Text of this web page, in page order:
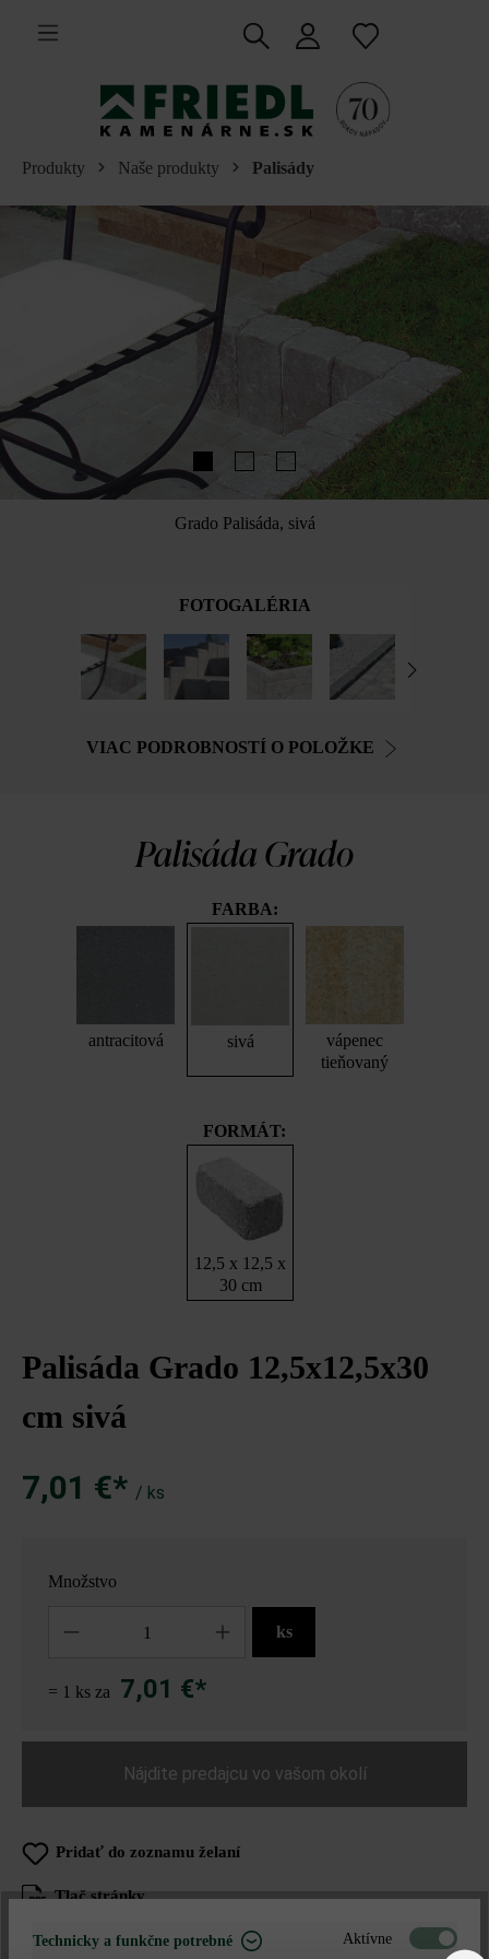
hlavný obsah
Produkty Naše produkty Palisády
Grado Palisáda, sivá
FOTOGALÉRIA
VIAC PODROBNOSTÍ O POLOŽKE
Palisáda Grado
FARBA:
antracitová sivá
vápenec
tieňovaný
FORMÁT:
12,5 x 12,5 x
30 cm
Palisáda Grado 12,5x12,5x30
cm sivá
7,01 €* / ks
Množstvo
ks
= 1 ks za 7,01 €*
Nájdite predajcu vo vašom okolí
Pridať do zoznamu želaní
Tlač stránky
Technicky a funkčne potrebné Aktívne